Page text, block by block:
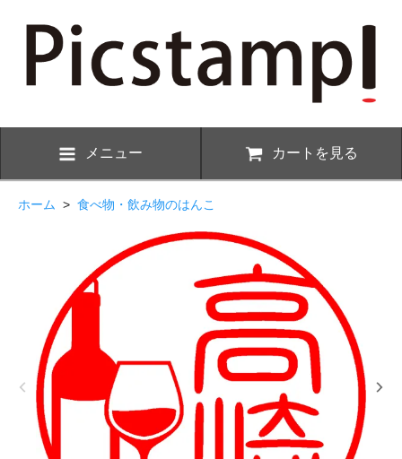
メニュー カートを見る
ホーム > 食べ物・飲み物のはんこ